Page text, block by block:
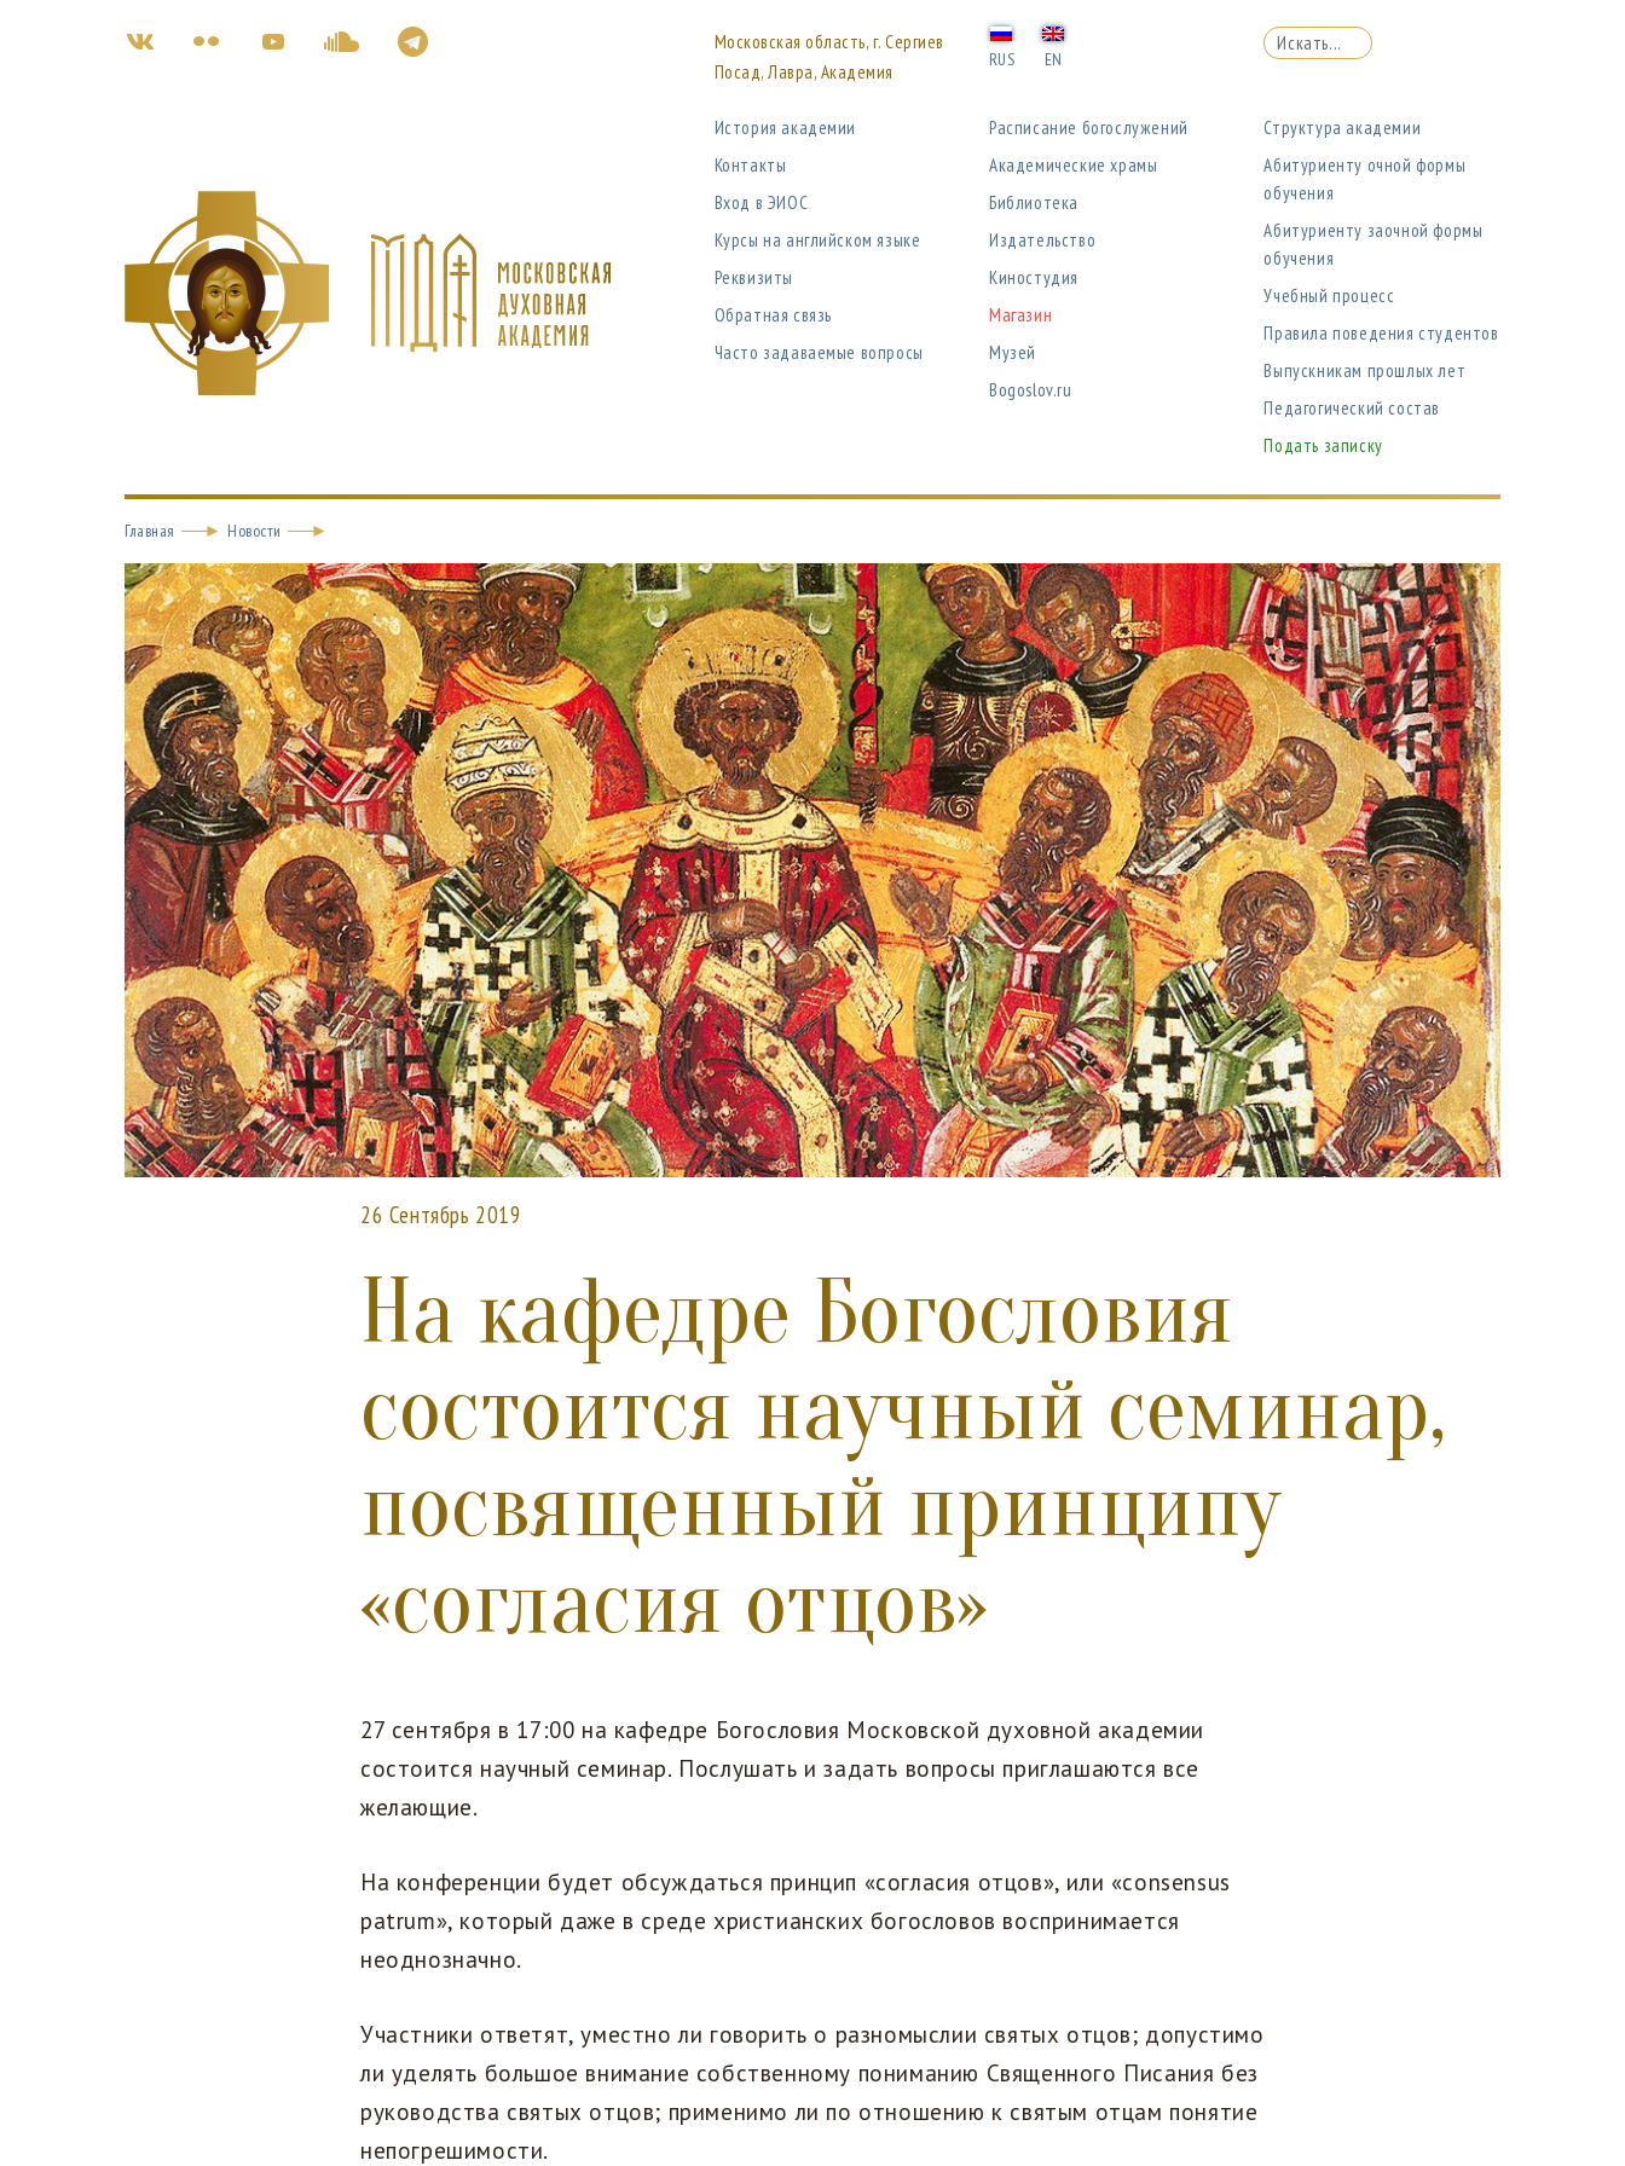
Московская область, г. Сергиев
Посад, Лавра, Академия
RUS EN
История академии
Контакты
Вход в ЭИОС
Курсы на английском языке
Реквизиты
Обратная связь
Часто задаваемые вопросы
Расписание богослужений
Академические храмы
Библиотека
Издательство
Киностудия
Магазин
Музей
Bogoslov.ru
Структура академии
Абитуриенту очной формы
обучения
Абитуриенту заочной формы
обучения
Учебный процесс
Правила поведения студентов
Выпускникам прошлых лет
Педагогический состав
Подать записку
Главная Новости
26 Сентябрь 2019
На кафедре Богословия
состоится научный семинар,
посвященный принципу
«согласия отцов»
27 сентября в 17:00 на кафедре Богословия Московской духовной академии
состоится научный семинар. Послушать и задать вопросы приглашаются все
желающие.
На конференции будет обсуждаться принцип «согласия отцов», или «consensus
patrum», который даже в среде христианских богословов воспринимается
неоднозначно.
Участники ответят, уместно ли говорить о разномыслии святых отцов; допустимо
ли уделять большое внимание собственному пониманию Священного Писания без
руководства святых отцов; применимо ли по отношению к святым отцам понятие
непогрешимости.